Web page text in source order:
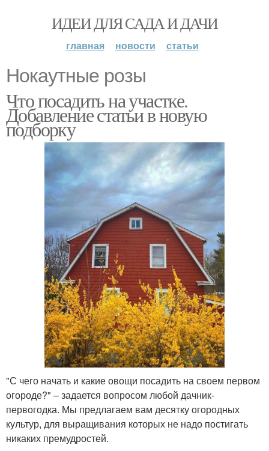
ИДЕИ ДЛЯ САДА И ДАЧИ
главная новости статьи
Нокаутные розы
Что посадить на участке.
Добавление статьи в новую
подборку
"С чего начать и какие овощи посадить на своем первом
огороде?" – задается вопросом любой дачник-
первогодка. Мы предлагаем вам десятку огородных
культур, для выращивания которых не надо постигать
никаких премудростей.